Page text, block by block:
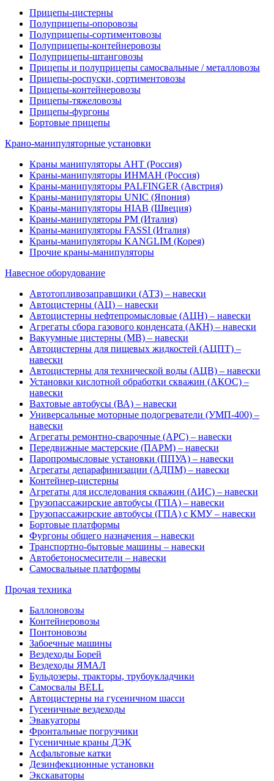
Прицепы-цистерны
Полуприцепы-опоровозы
Полуприцепы-сортиментовозы
Полуприцепы-контейнеровозы
Полуприцепы-штанговозы
Прицепы и полуприцепы самосвальные / металловозы
Прицепы-роспуски, сортиментовозы
Прицепы-контейнеровозы
Прицепы-тяжеловозы
Прицепы-фургоны
Бортовые прицепы
Крано-манипуляторные установки
Краны манипуляторы АНТ (Россия)
Краны-манипуляторы ИНМАН (Россия)
Краны-манипуляторы PALFINGER (Австрия)
Краны-манипуляторы UNIC (Япония)
Краны-манипуляторы HIAB (Швеция)
Краны-манипуляторы PM (Италия)
Краны-манипуляторы FASSI (Италия)
Краны-манипуляторы KANGLIM (Корея)
Прочие краны-манипуляторы
Навесное оборудование
Автотопливозаправщики (АТЗ) – навески
Автоцистерны (АЦ) – навески
Автоцистерны нефтепромысловые (АЦН) – навески
Агрегаты сбора газового конденсата (АКН) – навески
Вакуумные цистерны (МВ) – навески
Автоцистерны для пищевых жидкостей (АЦПТ) –
навески
Автоцистерны для технической воды (АЦВ) – навески
Установки кислотной обработки скважин (АКОС) –
навески
Вахтовые автобусы (ВА) – навески
Универсальные моторные подогреватели (УМП-400) –
навески
Агрегаты ремонтно-сварочные (АРС) – навески
Передвижные мастерские (ПАРМ) – навески
Паропромысловые установки (ППУА) – навески
Агрегаты депарафинизации (АДПМ) – навески
Контейнер-цистерны
Агрегаты для исследования скважин (АИС) – навески
Грузопассажирские автобусы (ГПА) – навески
Грузопассажирские автобусы (ГПА) с КМУ – навески
Бортовые платформы
Фургоны общего назначения – навески
Транспортно-бытовые машины – навески
Автобетоносмесители – навески
Самосвальные платформы
Прочая техника
Баллоновозы
Контейнеровозы
Понтоновозы
Забоечные машины
Вездеходы Борей
Вездеходы ЯМАЛ
Бульдозеры, тракторы, трубоукладчики
Самосвалы BELL
Автоцистерны на гусеничном шасси
Гусеничные вездеходы
Эвакуаторы
Фронтальные погрузчики
Гусеничные краны ДЭК
Асфальтовые катки
Дезинфекционные установки
Экскаваторы